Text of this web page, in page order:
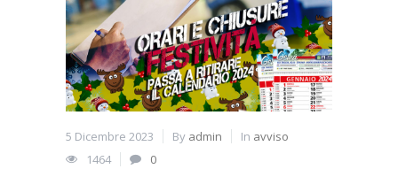
5 Dicembre 2023 By admin In avviso
1464
0